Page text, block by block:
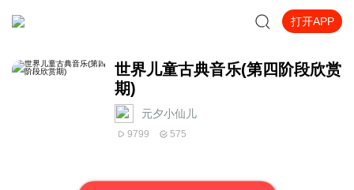
打开APP
世界儿童古典音乐(第四阶段欣赏
期)
元夕小仙儿
9799 575